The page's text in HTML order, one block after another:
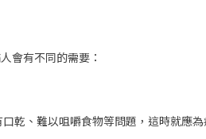
會有不同的需要：
乾、難以咀嚼食物等問題，這時就應